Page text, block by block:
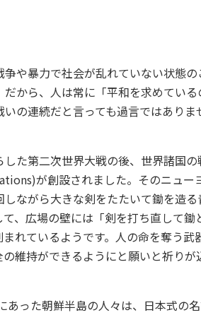
争や暴力で社会が乱れていない状態
から、人は常に「平和を求めてい
の連続だと言っても過言ではあり
た第二次世界大戦の後、世界諸国
が創設されました。そのニュー
ながら大きな剣をたたいて鋤を造
、広場の壁には「剣を打ち直して
れているようです。人の命を奪う
維持ができるようにと願いと祈り
あった朝鮮半島の人々は、日本式の